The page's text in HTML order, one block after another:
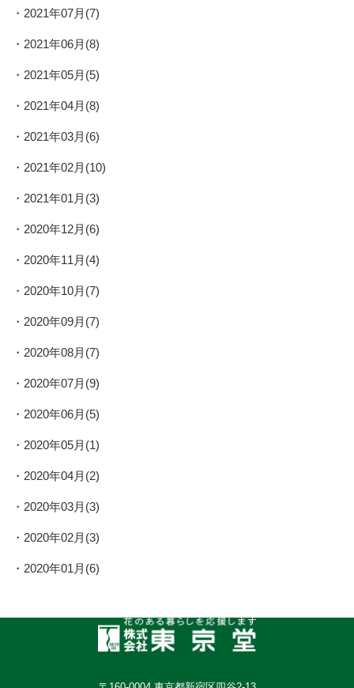
2021年07月(7)
2021年06月(8)
2021年05月(5)
2021年04月(8)
2021年03月(6)
2021年02月(10)
2021年01月(3)
2020年12月(6)
2020年11月(4)
2020年10月(7)
2020年09月(7)
2020年08月(7)
2020年07月(9)
2020年06月(5)
2020年05月(1)
2020年04月(2)
2020年03月(3)
2020年02月(3)
2020年01月(6)